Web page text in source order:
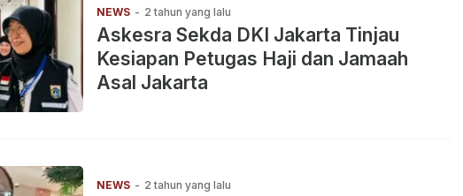
NEWS - 2 tahun yang lalu
Askesra Sekda DKI Jakarta Tinjau
Kesiapan Petugas Haji dan Jamaah
Asal Jakarta
NEWS - 2 tahun yang lalu